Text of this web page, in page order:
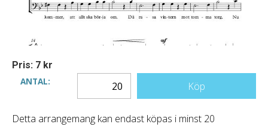
Pris: 7 kr
ANTAL:
Köp
Detta arrangemang kan endast köpas i minst 20